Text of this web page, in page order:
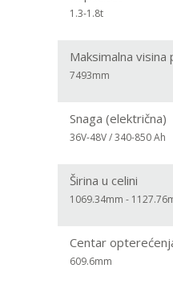
1.3-1.8t
Maksimalna visina
7493mm
Snaga (električna)
36V-48V / 340-850 Ah
Širina u celini
1069.34mm -
Centar
609.6mm